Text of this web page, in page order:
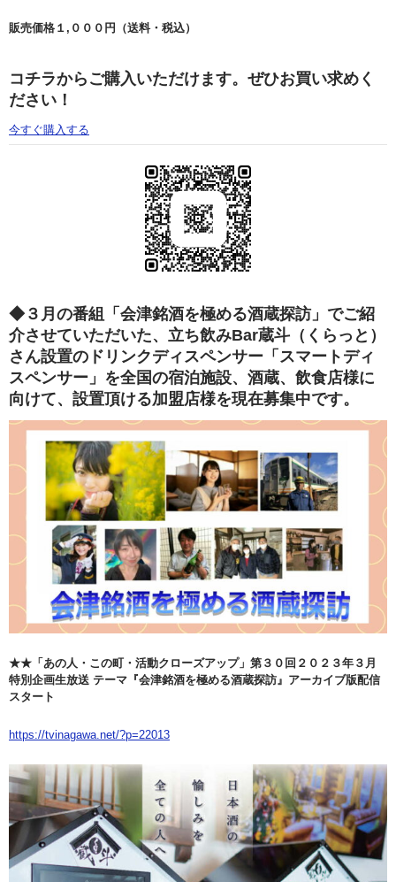
販売価格１,０００円（送料・税込）
コチラからご購入いただけます。ぜひお買い求めく
ださい！
今すぐ購入する
◆３月の番組「会津銘酒を極める酒蔵探訪」でご紹
介させていただいた、立ち飲みBar蔵斗（くらっと）
さん設置のドリンクディスペンサー「スマートディ
スペンサー」を全国の宿泊施設、酒蔵、飲食店様に
向けて、設置頂ける加盟店様を現在募集中です。
★★「あの人・この町・活動クローズアップ」第３０回２０２３年３月
特別企画生放送 テーマ『会津銘酒を極める酒蔵探訪』アーカイブ版配信
スタート
https://tvinagawa.net/?p=22013